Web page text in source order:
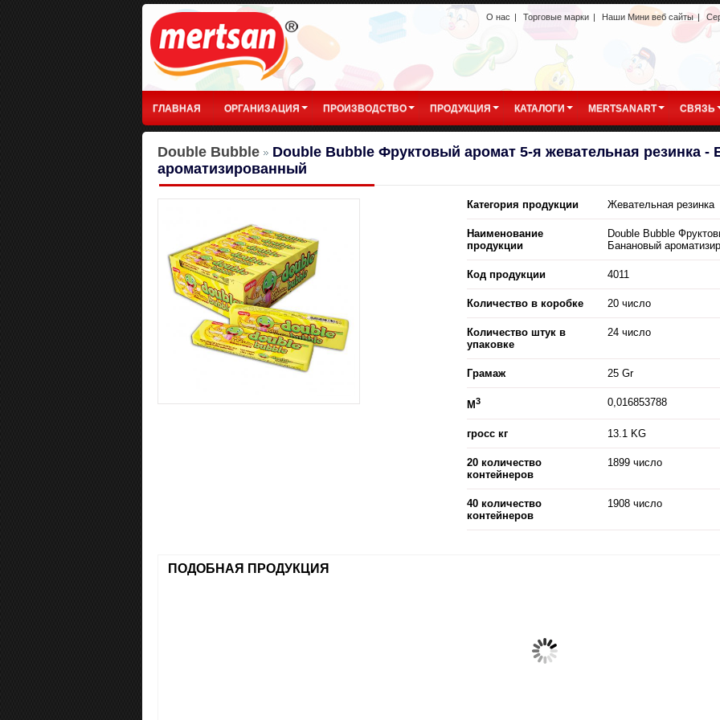
О нас | Торговые марки | Наши Мини веб сайты |
ГЛАВНАЯ ОРГАНИЗАЦИЯ ПРОИЗВОДСТВО ПРОДУКЦИЯ КАТАЛОГИ MERTSANART СВЯЗЬ
Double Bubble Double Bubble Фруктовый аромат 5-я жевательная резинка -
ароматизированный
Категория продукции Жевательная резинка
Наименование
продукции
Double Bubble
Банановый
Код продукции 4011
Количество в коробке 20 число
Количество штук в
упаковке
24 число
Грамаж 25 Gr
M3 0,016853788
гросс кг 13.1 KG
20 количество
контейнеров
1899 число
40 количество
контейнеров
1908 число
ПОДОБНАЯ ПРОДУКЦИЯ